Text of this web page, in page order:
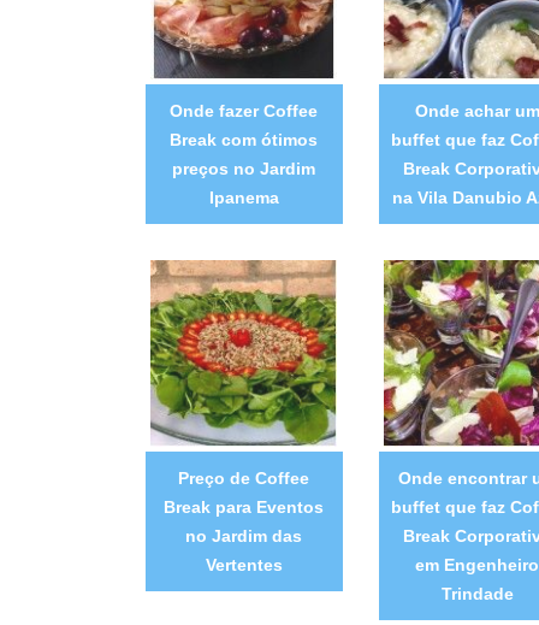
Onde fazer Coffee
Break com ótimos
preços no Jardim
Ipanema
Onde achar um
buffet que faz
Break
na Vila Danubio
Preço de Coffee
Break para Eventos
no Jardim das
Vertentes
Onde encontrar
buffet que faz
Break
em Engenheiro
Trindade